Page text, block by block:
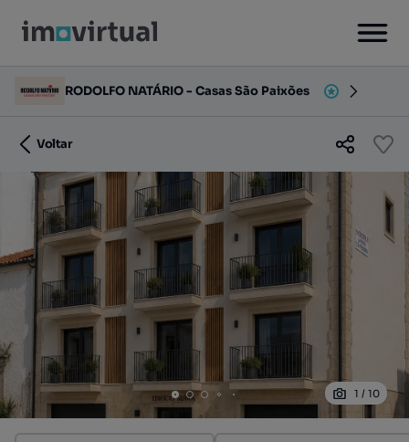
RODOLFO NATÁRIO - Casas São Paixões
Voltar
1 / 10